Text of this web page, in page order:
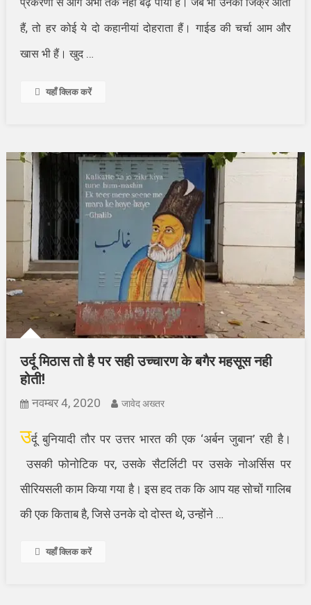
हैं, तो हर कोई ये दो कहानीयां दोहराता हैं।गाईड की चर्चा आम और
खास भी हैं। खुद …
यहाँ क्लिक करें
उर्दू मिठास तो है पर सही उच्चारण के बगैर महसूस नही
होती!
नवम्बर 4, 2020 जावेद अख्तर
उर्दू बुनियादी तौर पर उत्तर भारत की एक ‘अर्बन जुबान’ रही है।
उसकी फोनोटिक पर, उसके सैटर्लिटी पर उसके नोअर्सिस पर
सीरियसली काम किया गया है। इस हद तक कि आप यह सोचों गालिब
की एक किताब है, जिसे उनके दो दोस्त थे, उन्होंने …
यहाँ क्लिक करें